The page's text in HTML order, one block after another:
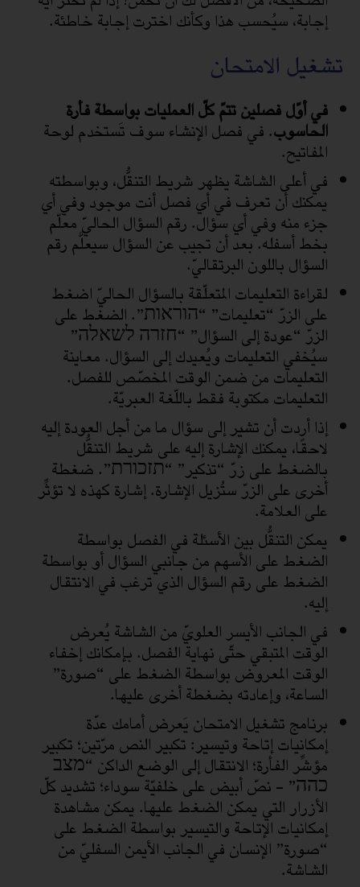
إجابة، سيُحسب هذا وكأنك اخترت إجابة خاطئة.
تشغيل الامتحان
في أوّل فصلين تتمّ كلّ العمليات بواسطة فأرة
الحاسوب. في فصل الإنشاء سوف تَستخدم لوحة
المفاتيح.
في أعلى الشاشة يظهر شريط التنقُّل، وبواسطته
يمكنك أن تعرف في أي فصل أنت موجود وفي أي
جزء منه وفي أي سؤال. رقم السؤال الحاليّ معلّم
بخط أسفله. بعد أن تجيب عن السؤال سيعلَّم رقم
السؤال باللون البرتقاليّ.
لقراءة التعليمات المتعلّقة بالسؤال الحاليّ اضغط
على الزرّ “تعليمات” “הוראות”. الضغط على
الزرّ “عودة إلى السؤال” “חזרה לשאלה”
سيُخفي التعليمات ويُعيدك إلى السؤال. معاينة
التعليمات من ضمن الوقت المخصّص للفصل.
التعليمات مكتوبة فقط باللّغة العبريّة.
إذا أردت أن تشير إلى سؤال ما من أجل العودة إليه
لاحقًا، يمكنك الإشارة إليه على شريط التنقُّل
بالضغط على زرّ “تذكير” “תזכורת”. ضغطة
أخرى على الزرّ ستُزيل الإشارة. إشارة كهذه لا تؤثِّر
على العلامة.
يمكن التنقُّل بين الأسئلة في الفصل بواسطة
الضغط على الأسهم من جانبي السؤال أو بواسطة
الضغط على رقم السؤال الذي ترغب في الانتقال
إليه.
في الجانب الأيسر العلويّ من الشاشة يُعرض
الوقت المتبقي حتّى نهاية الفصل. بإمكانك إخفاء
الوقت المعروض بواسطة الضغط على “صورة”
الساعة، وإعادته بضغطة أخرى عليها.
برنامج تشغيل الامتحان يَعرض أمامك عدّة
إمكانيات إتاحة وتيسير: تكبير النص مرّتين؛ تكبير
مؤشِّر الفأرة؛ الانتقال إلى الوضع الداكن “מצב
כהה” - نصّ أبيض على خلفيّة سوداء؛ تشديد كلّ
الأزرار التي يمكن الضغط عليها. يمكن مشاهدة
إمكانيات الإتاحة والتيسير بواسطة الضغط على
“صورة” الإنسان في الجانب الأيمن السفليّ من
الشاشة.